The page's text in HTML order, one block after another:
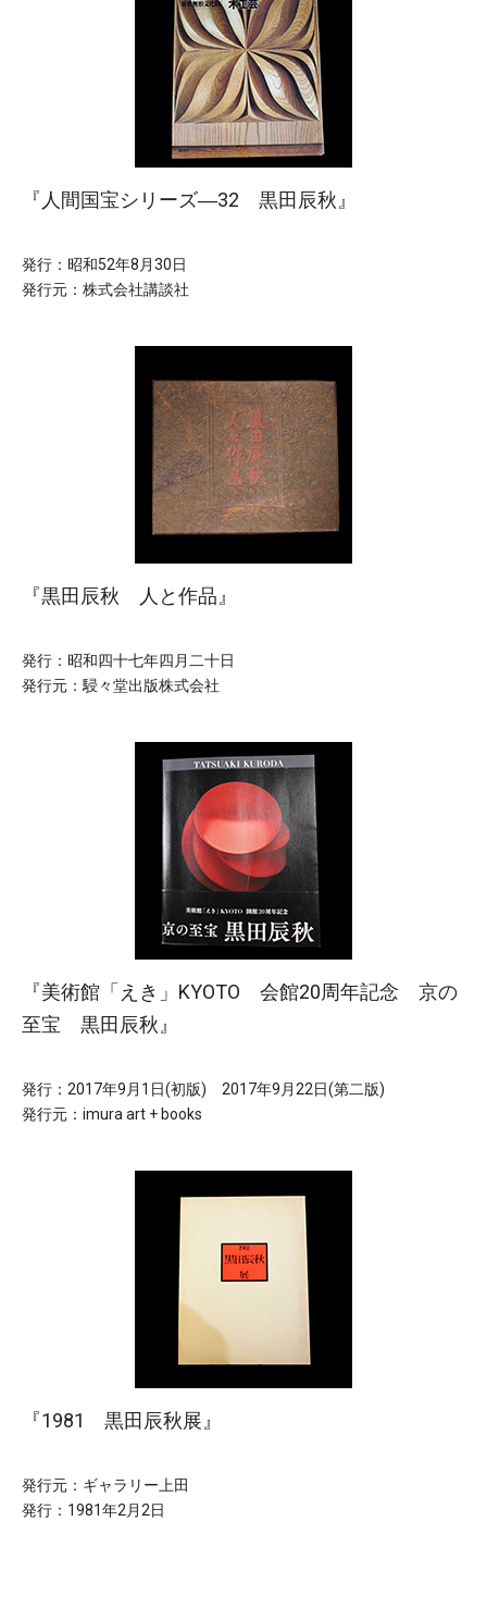
『人間国宝シリーズ―32 黒田辰秋』
発行：昭和52年8月30日
発行元：株式会社講談社
『黒田辰秋 人と作品』
発行：昭和四十七年四月二十日
発行元：駸々堂出版株式会社
『美術館「えき」KYOTO 会館20周年記念 京の
至宝 黒田辰秋』
発行：2017年9月1日(初版) 2017年9月22日(第二版)
発行元：imura art + books
『1981 黒田辰秋展』
発行元：ギャラリー上田
発行：1981年2月2日